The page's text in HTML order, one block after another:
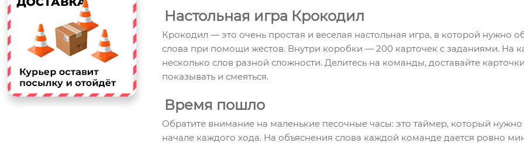
Настольная игра Крокодил
Крокодил — это очень простая и веселая настольная игра, в которой нужно
слова при помощи жестов. Внутри коробки — 200 карточек с заданиями. На
несколько слов разной сложности. Делитесь на команды, доставайте
показывать и смеяться.
Время пошло
Обратите внимание на маленькие песочные часы: это таймер, который нужно
начале каждого хода. На объяснения слова каждой команде дается ровно